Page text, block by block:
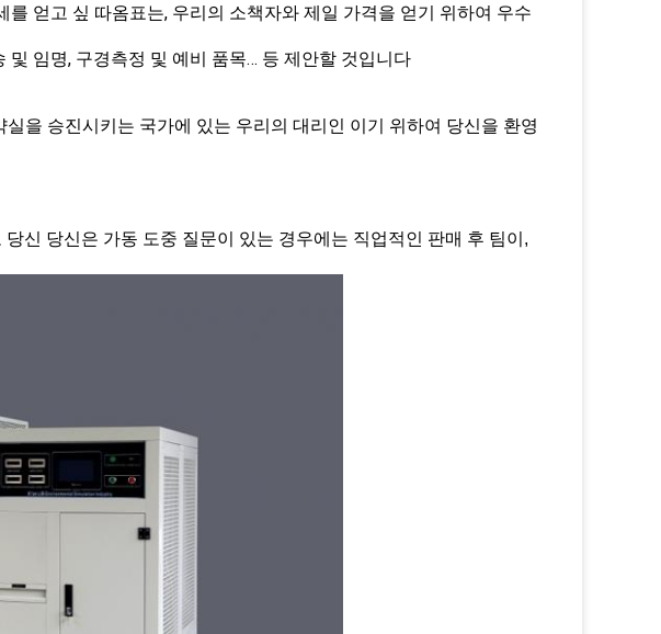
얻고 싶 따옴표는, 우리의 소책자와 제일 가격을 얻기 위하여 우수
임명, 구경측정 및 예비 품목… 등 제안할 것입니다
을 승진시키는 국가에 있는 우리의 대리인 이기 위하여 당신을 환영
신 당신은 가동 도중 질문이 있는 경우에는 직업적인 판매 후 팀이,